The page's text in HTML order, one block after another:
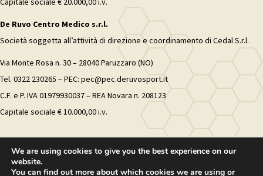
De Ruvo Centro Medico s.r.l.
Società soggetta all’attività di direzione e coordinamento di Cedal S.r.l.
Via Monte Rosa n. 30 – 28040 Paruzzaro (NO)
Tel. 0322 230265 – PEC: pec@pec.deruvosport.it
C.F. e P. IVA 01979930037 – REA Novara n. 208123
Capitale sociale € 10.000,00 i.v.
We are using cookies to give you the best experience on our
website.
You can find out more about which cookies we are using or